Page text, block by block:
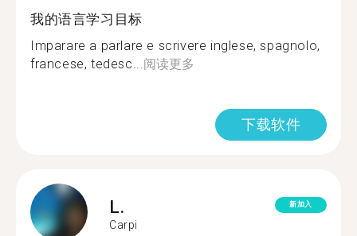
我的语言学习目标
Imparare a parlare e scrivere inglese, spagnolo,
francese, tedesc...阅读更多
下载软件
L.
Carpi
新加入